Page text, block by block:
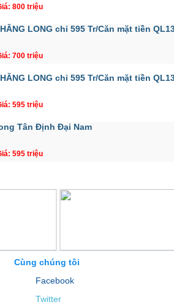
800 triệu
LONG chỉ 595 Tr/Căn mặt tiền
700 triệu
LONG chỉ 595 Tr/Căn mặt tiền
595 triệu
Tân Định Đại Nam
595 triệu
Cùng chúng tôi
Facebook
Twitter